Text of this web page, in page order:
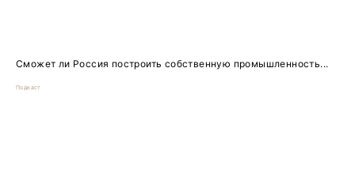
Сможет ли Россия построить собственную промышленность...
Подкаст